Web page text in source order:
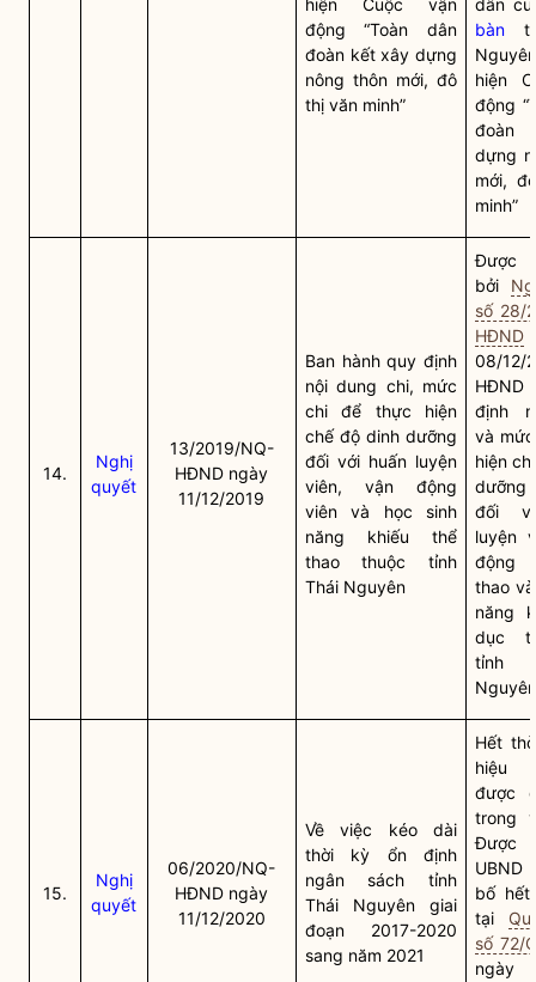
hiện Cuộc vận
động “Toàn dân
đoàn kết xây dựng
nông thôn mới, đô
thị văn minh”
dân
bàn
hiện
động
đoàn
dựng
mới,
minh”
14.
Nghị
quyết
13/2019/NQ-
HĐND ngày
11/12/2019
Ban hành quy định
nội dung chi, mức
chi để thực hiện
chế độ dinh dưỡng
đối với huấn luyện
viên, vận động
viên và học sinh
năng khiếu thể
thao thuộc tỉnh
Thái Nguyên
Được
bởi
số 28/
HĐND
08/12/
HĐND
định
và
hiện
đối
luyện
động
thao
năng
dục
tỉnh
15.
Nghị
quyết
06/2020/NQ-
HĐND ngày
11/12/2020
Về việc kéo dài
thời kỳ ổn định
ngân sách tỉnh
Thái Nguyên giai
đoạn 2017-2020
sang năm 2021
Hết
hiệu
được
trong
Được
UBND
bố hết
tại
số 72/
ngày